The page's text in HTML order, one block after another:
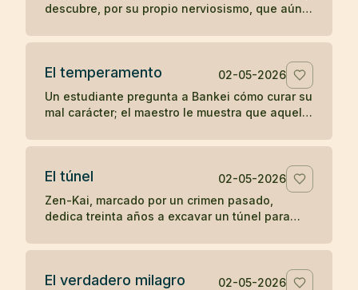
descubre, por su propio nerviosismo, que aún
la soledad del templo.
El temperamento
02-05-2026
Un estudiante pregunta a Bankei cómo curar su
mal carácter; el maestro le muestra que aquello
verdadera naturaleza.
El túnel
02-05-2026
Zen-Kai, marcado por un crimen pasado,
dedica treinta años a excavar un túnel para
termina viendo en él a un maestro.
El verdadero milagro
02-05-2026